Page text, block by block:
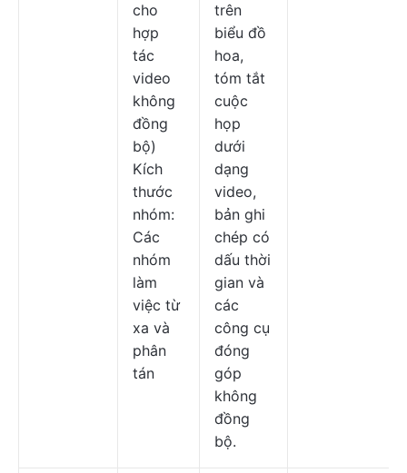
cho
hợp
tác
video
không
đồng
bộ)
Kích
thước
nhóm:
Các
nhóm
làm
việc từ
xa và
phân
tán
trên
biểu đồ
hoa,
tóm tắt
cuộc
họp
dưới
dạng
video,
bản ghi
chép có
dấu thời
gian và
các
công cụ
đóng
góp
không
đồng
bộ.